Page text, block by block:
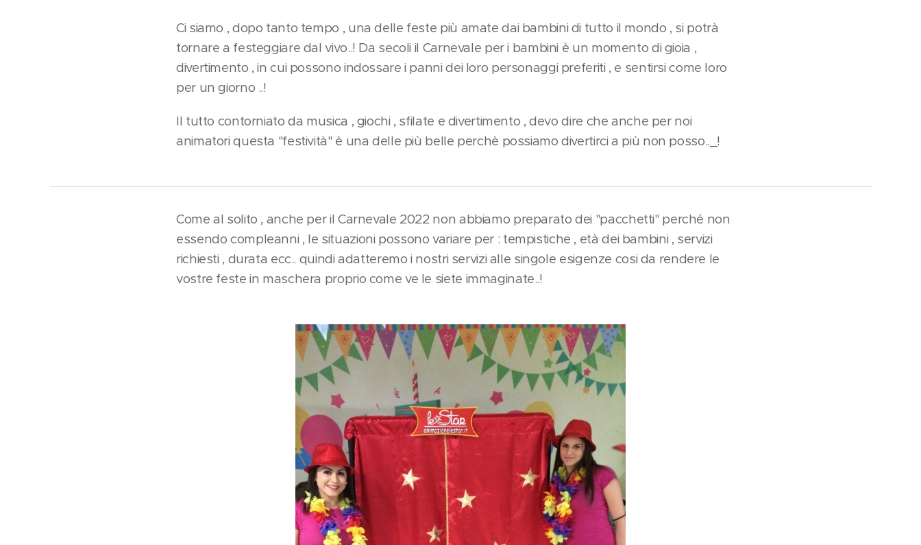
Ci siamo , dopo tanto tempo , una delle feste più amate dai bambini di tutto il mondo , si potrà
tornare a festeggiare dal vivo..! Da secoli il Carnevale per i bambini è un momento di gioia ,
divertimento , in cui possono indossare i panni dei loro personaggi preferiti , e sentirsi come loro
per un giorno ..!
Il tutto contorniato da musica , giochi , sfilate e divertimento , devo dire che anche per noi
animatori questa "festività" è una delle più belle perchè possiamo divertirci a più non posso.._!
Come al solito , anche per il Carnevale 2022 non abbiamo preparato dei "pacchetti" perché non
essendo compleanni , le situazioni possono variare per : tempistiche , età dei bambini , servizi
richiesti , durata ecc.. quindi adatteremo i nostri servizi alle singole esigenze cosi da rendere le
vostre feste in maschera proprio come ve le siete immaginate..!